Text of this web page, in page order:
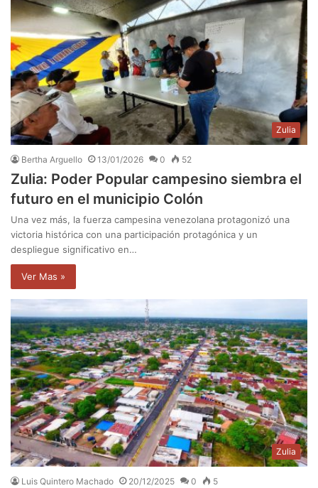
Zulia
Bertha Arguello 13/01/2026 0 52
Zulia: Poder Popular campesino siembra el
futuro en el municipio Colón
Una vez más, la fuerza campesina venezolana protagonizó una
victoria histórica con una participación protagónica y un
despliegue significativo en…
Ver Mas »
Zulia
Luis Quintero Machado 20/12/2025 0 5